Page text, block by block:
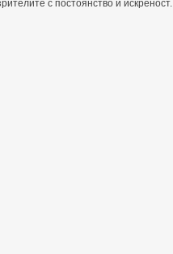
с постоянство и искреност.